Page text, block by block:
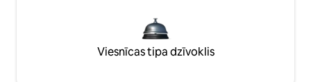
Viesnīcas tipa dzīvoklis